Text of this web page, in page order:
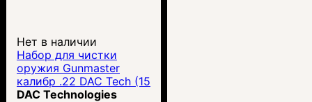
Нет в наличии
Набор для чистки
оружия Gunmaster
калибр .22 DAC Tech (15
предметов)
DAC Technologies